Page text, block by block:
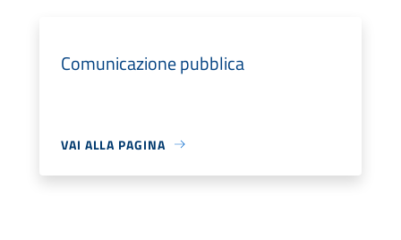
Comunicazione pubblica
VAI ALLA PAGINA